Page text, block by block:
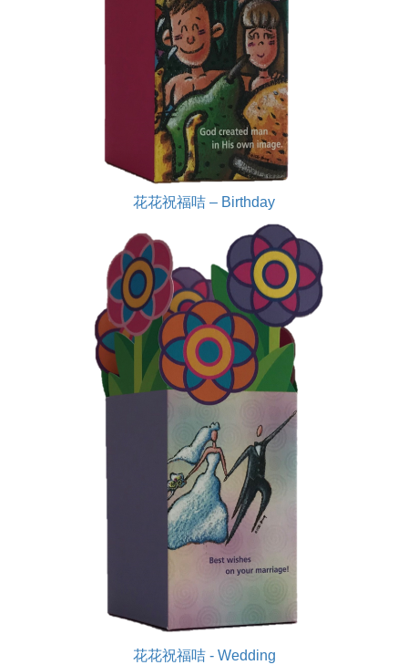
花花祝福咭 – Birthday
花花祝福咭 - Wedding